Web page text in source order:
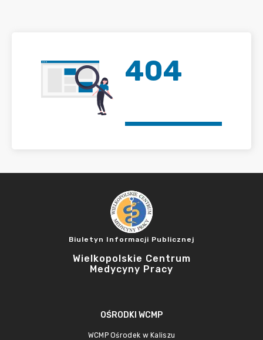
404
Biuletyn Informacji Publicznej
Wielkopolskie Centrum
Medycyny Pracy
OŚRODKI WCMP
WCMP Ośrodek w Kaliszu